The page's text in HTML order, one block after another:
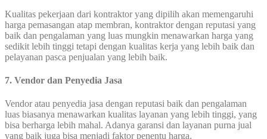
Kualitas pekerjaan dari kontraktor yang dipilih akan memengaruhi
harga pemasangan atap membran, kontraktor dengan reputasi yang
baik dan pengalaman yang luas mungkin menawarkan harga yang
sedikit lebih tinggi tetapi dengan kualitas kerja yang lebih baik dan
pelayanan pasca penjualan yang lebih baik.
7. Vendor dan Penyedia Jasa
Vendor atau penyedia jasa dengan reputasi baik dan pengalaman
luas biasanya menawarkan kualitas layanan yang lebih tinggi, yang
bisa berharga lebih mahal. Adanya garansi dan layanan purna jual
yang baik juga bisa menjadi faktor penentu harga.